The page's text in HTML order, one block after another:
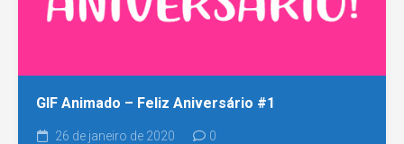
GIF Animado – Feliz Aniversário #1
26 de janeiro de 2020 0